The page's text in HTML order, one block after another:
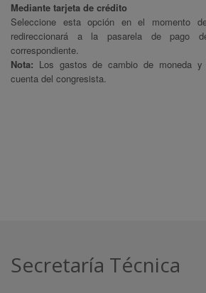
Mediante tarjeta de crédito
Seleccione esta opción en el momento
redireccionará a la pasarela de pago
correspondiente.
Nota: Los gastos de cambio de moneda y
cuenta del congresista.
Secretaría Técnica